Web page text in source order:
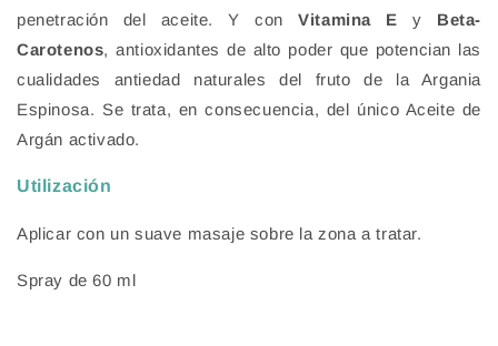
penetración del aceite. Y conVitamina E y Beta-
Carotenos, antioxidantes de alto poder que potencian las
cualidades antiedad naturales del fruto de la Argania
Espinosa. Se trata, en consecuencia, del único Aceite de
Argán activado.
Utilización
Aplicar con un suave masaje sobre la zona a tratar.
Spray de 60 ml